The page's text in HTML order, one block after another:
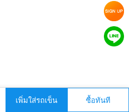
เพิ่มใส่รถเข็น ซื้อทันที